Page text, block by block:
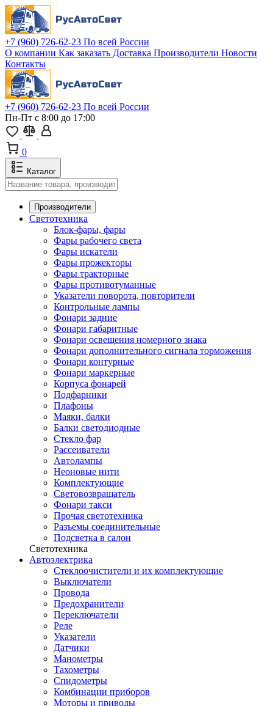
+7 (960) 726-62-23 По всей России
О компании Как заказать Доставка Производители Новости
Контакты
+7 (960) 726-62-23 По всей России
Пн-Пт с 8:00 до 17:00
0
Каталог
Производители
Светотехника
Блок-фары, фары
Фары рабочего света
Фары искатели
Фары прожекторы
Фары тракторные
Фары противотуманные
Указатели поворота, повторители
Контрольные лампы
Фонари задние
Фонари габаритные
Фонари освещения номерного знака
Фонари дополнительного сигнала торможения
Фонари контурные
Фонари маркерные
Корпуса фонарей
Подфарники
Плафоны
Маяки, балки
Балки светодиодные
Стекло фар
Рассеиватели
Автолампы
Неоновые нити
Комплектующие
Световозвращатель
Фонари такси
Прочая светотехника
Разъемы соединительные
Подсветка в салон
Светотехника
Автоэлектрика
Стеклоочистители и их комплектующие
Выключатели
Провода
Предохранители
Переключатели
Реле
Указатели
Датчики
Манометры
Тахометры
Спидометры
Комбинации приборов
Моторы и приводы